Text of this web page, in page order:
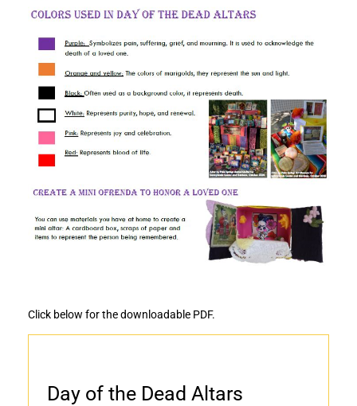
Click below for the downloadable PDF.
Day of the Dead Altars